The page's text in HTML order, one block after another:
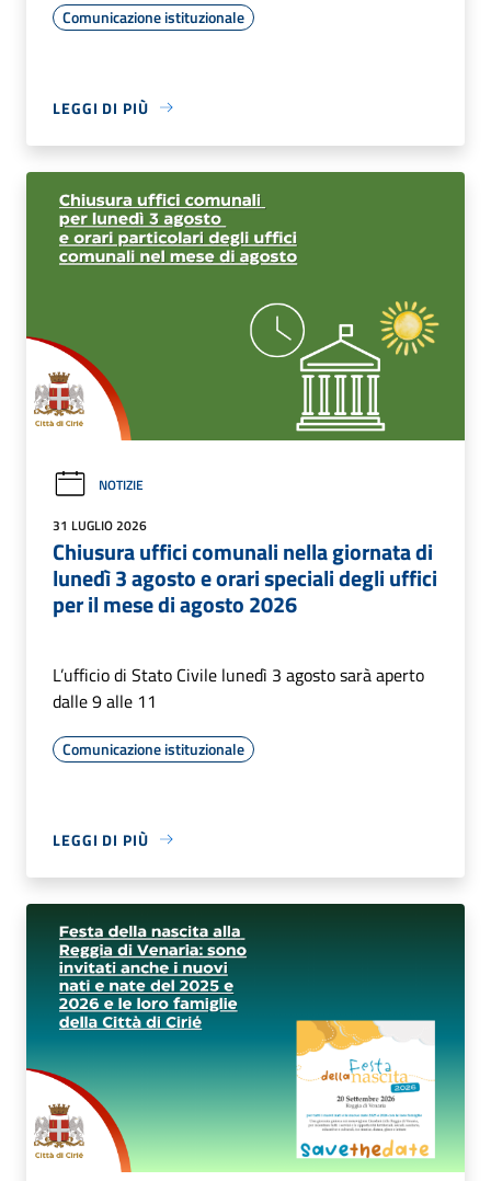
Comunicazione istituzionale
LEGGI DI PIÙ
NOTIZIE
31 LUGLIO 2026
Chiusura uffici comunali nella giornata di
lunedì 3 agosto e orari speciali degli uffici
per il mese di agosto 2026
L’ufficio di Stato Civile lunedì 3 agosto sarà aperto
dalle 9 alle 11
Comunicazione istituzionale
LEGGI DI PIÙ